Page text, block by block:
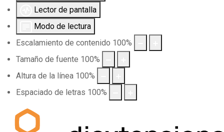
Lector de pantalla
Modo de lectura
Escalamiento de contenido 100%
Tamaño de fuente 100%
Altura de la línea 100%
Espaciado de letras 100%